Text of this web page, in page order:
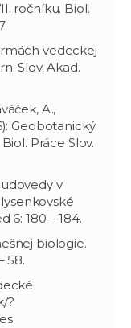
ročníku. Biol.
vedeckej
Slov. Akad.
A.,
Geobotanický
Práce Slov.
v
6: 180 – 184.
biologie.
58.
?